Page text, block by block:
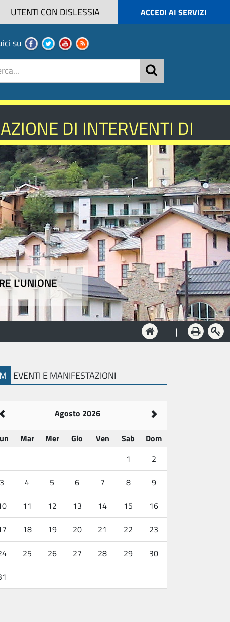
ACCEDI AI SERVIZI
UTENTI CON DISLESSIA
su
L'UNIONE
DI INTERVENTI DI
- ANNO 2026
|
EVENTI E MANIFESTAZIONI
Agosto 2026
Mar Mer Gio Ven Sab
Dom
1
2
3
4 5 6 7 8
9
11 12 13 14 15
16
18 19 20 21 22
23
25 26 27 28 29
30